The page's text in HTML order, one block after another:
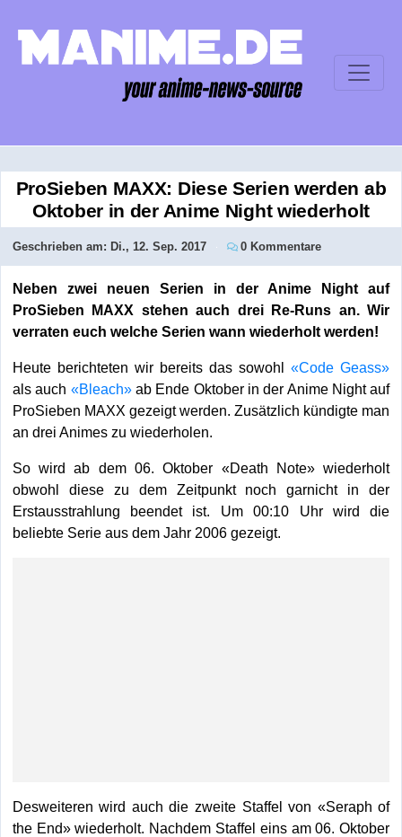
ProSieben MAXX: Diese Serien werden ab
Oktober in der Anime Night wiederholt
Geschrieben am: Di., 12. Sep. 2017 0 Kommentare
Neben zwei neuen Serien in der Anime Night auf
ProSieben MAXX stehen auch drei Re-Runs an. Wir
verraten euch welche Serien wann wiederholt werden!
Heute berichteten wir bereits das sowohl«Code Geass»
als auch «Bleach»ab Ende Oktober in der Anime Night auf
ProSieben MAXX gezeigt werden. Zusätzlich kündigte man
an drei Animes zu wiederholen.
So wird ab dem 06. Oktober «Death Note» wiederholt
obwohl diese zu dem Zeitpunkt noch garnicht in der
Erstausstrahlung beendet ist. Um 00:10 Uhr wird die
beliebte Serie aus dem Jahr 2006 gezeigt.
Desweiteren wird auch die zweite Staffel von «Seraph of
the End» wiederholt. Nachdem Staffel eins am 06. Oktober